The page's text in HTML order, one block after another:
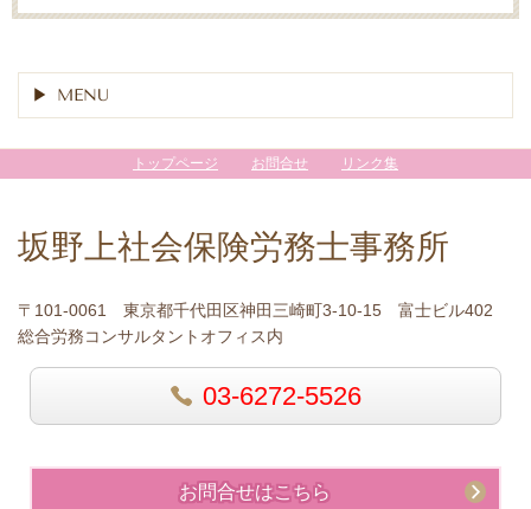
MENU
トップページ お問合せ リンク集
坂野上社会保険労務士事務所
〒101-0061 東京都千代田区神田三崎町3-10-15 富士ビル402
総合労務コンサルタントオフィス内
03-6272-5526
お問合せはこちら